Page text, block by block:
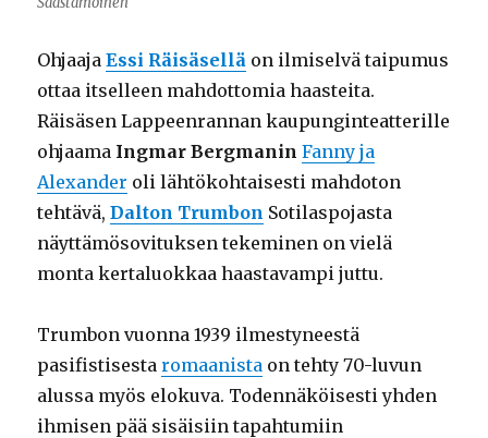
OhjaajaEssi Räisäsellä on ilmiselvä taipumus
ottaa itselleen mahdottomia haasteita.
Räisäsen Lappeenrannan kaupunginteatterille
ohjaama Ingmar Bergmanin Fanny ja
Alexander oli lähtökohtaisesti mahdoton
tehtävä,Dalton Trumbon Sotilaspojasta
näyttämösovituksen tekeminen on vielä
monta kertaluokkaa haastavampi juttu.
Trumbon vuonna 1939 ilmestyneestä
pasifistisestaromaanista on tehty 70-luvun
alussa myös elokuva. Todennäköisesti yhden
ihmisen pää sisäisiin tapahtumiin